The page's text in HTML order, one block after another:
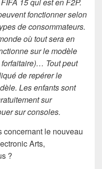
15 qui est en F2P.
fonctionner selon
de consommateurs.
où tout sera en
sur le modèle
Tout peut
de repérer le
Les enfants sont
sur
sur consoles.
concernant le nouveau
Arts,
?